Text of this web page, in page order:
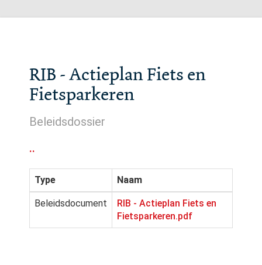
RIB - Actieplan Fiets en
Fietsparkeren
Beleidsdossier
..
Type Naam
Beleidsdocument
RIB - Actieplan Fiets en
Fietsparkeren.pdf